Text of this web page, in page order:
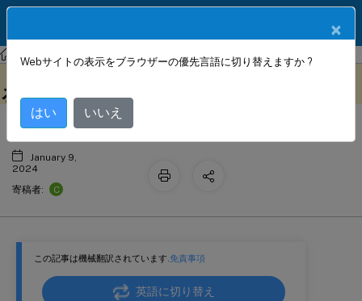
NetScaler NetScaler 14.1 AppExpert
この記事は機械翻訳されています.免責事項
英語に切り替え
例 4: HTTP サーバータイプをマスクす
る
January 9,
2024
寄稿者:
C
×
Webサイトの表示をブラウザーの優先言語に切り替えますか ?
はい いいえ